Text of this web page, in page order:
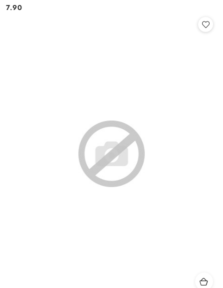
Cena:
7.90